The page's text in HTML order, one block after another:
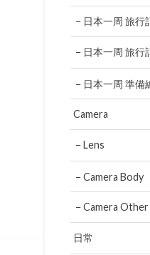
日本一周 旅行
日本一周 旅行
日本一周 準備
Camera
Lens
Camera Body
Camera Other
日常